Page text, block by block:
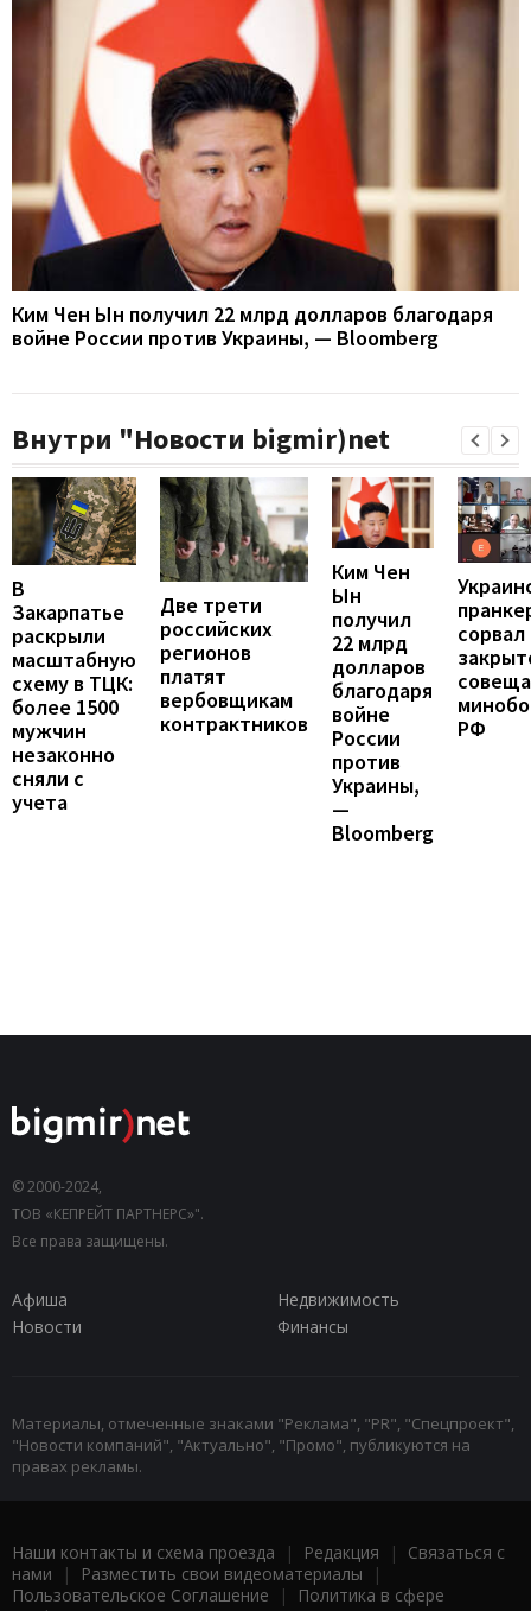
Ким Чен Ын получил 22 млрд долларов благодаря
войне России против Украины, — Bloomberg
Внутри "Новости bigmir)net
В
Закарпатье
раскрыли
масштабную
схему в ТЦК:
более 1500
мужчин
незаконно
сняли с
учета
Две трети
российских
регионов
платят
вербовщикам
контрактников
Ким Чен
Ын
получил
22 млрд
долларов
благодаря
войне
России
против
Украины,
—
Bloomberg
сорвал
РФ
© 2000-2024,
ТОВ «КЕПРЕЙТ ПАРТНЕРС»".
Все права защищены.
Афиша
Недвижимость
Новости
Финансы
Материалы, отмеченные знаками "Реклама", "PR", "Спецпроект",
"Новости компаний", "Актуально", "Промо", публикуются на
правах рекламы.
Наши контакты и схема проезда | Редакция | Связаться с
нами | Разместить свои видеоматериалы |
Пользовательское Соглашение |
Политика в сфере